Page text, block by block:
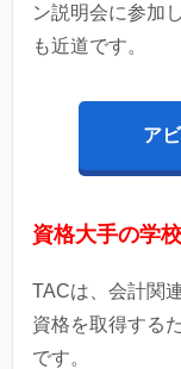
ン説明会に参加
も近道です。
ア
資格大手の学
TACは、会計関
資格を取得する
です。